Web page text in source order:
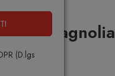
(D.lgs
Magnolia